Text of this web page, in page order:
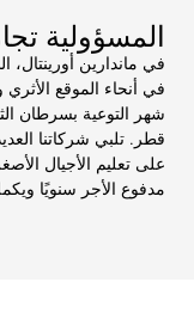
المسؤولية
في ماندارين أورينتال،
في أنحاء الموقع
شهر التوعية بسرطان
قطر. تلبي شركاتنا
على تعليم الأجيال
مدفوع الأجر سنويًا